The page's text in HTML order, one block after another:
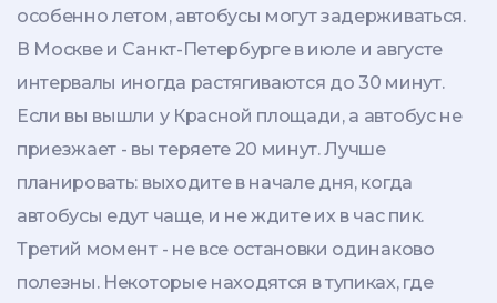
особенно летом, автобусы могут задерживаться.
В Москве и Санкт-Петербурге в июле и августе
интервалы иногда растягиваются до 30 минут.
Если вы вышли у Красной площади, а автобус не
приезжает - вы теряете 20 минут. Лучше
планировать: выходите в начале дня, когда
автобусы едут чаще, и не ждите их в час пик.
Третий момент - не все остановки одинаково
полезны. Некоторые находятся в тупиках, где